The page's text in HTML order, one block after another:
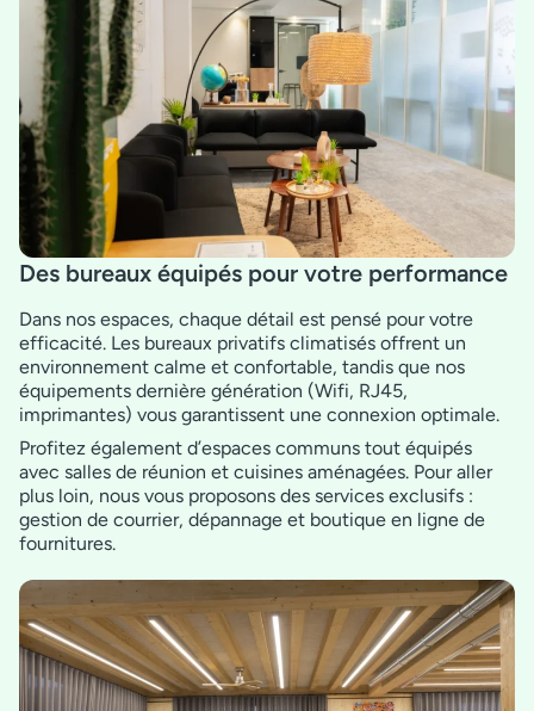
Des bureaux équipés pour votre performance
Dans nos espaces, chaque détail est pensé pour votre
efficacité. Les bureaux privatifs climatisés offrent un
environnement calme et confortable, tandis que nos
équipements dernière génération (Wifi, RJ45,
imprimantes) vous garantissent une connexion optimale.
Profitez également d’espaces communs tout équipés
avec salles de réunion et cuisines aménagées. Pour aller
plus loin, nous vous proposons des services exclusifs :
gestion de courrier, dépannage et boutique en ligne de
fournitures.